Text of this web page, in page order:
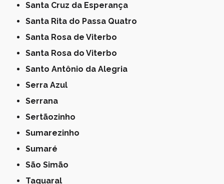
Santa Cruz da Esperança
Santa Rita do Passa Quatro
Santa Rosa de Viterbo
Santa Rosa do Viterbo
Santo Antônio da Alegria
Serra Azul
Serrana
Sertãozinho
Sumarezinho
Sumaré
São Simão
Taquaral